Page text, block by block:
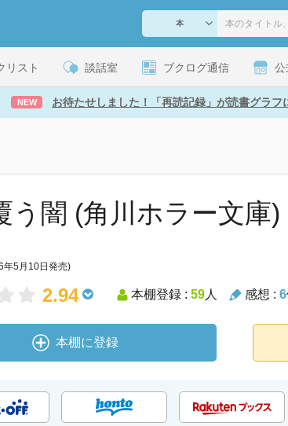
リスト 談話室 ブクログ通信 公
NEW お待たせしました！「再読記録」が読書グラフ
う闇 (角川ホラー文庫)
年5月10日発売)
2.94 本棚登録 : 59人 感想 : 6
本棚に登録